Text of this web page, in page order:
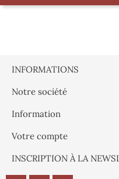
INFORMATIONS
Notre société
Information
Votre compte
INSCRIPTION À LA